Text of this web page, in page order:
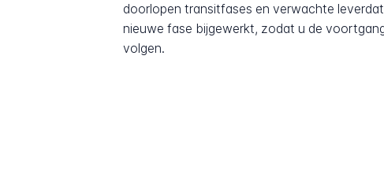
doorlopen transitfases en verwachte
nieuwe fase bijgewerkt, zodat u de
volgen.